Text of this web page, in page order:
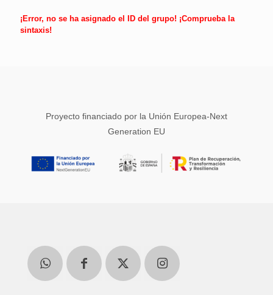
¡Error, no se ha asignado el ID del grupo! ¡Comprueba la
sintaxis!
Proyecto financiado por la Unión Europea-Next
Generation EU